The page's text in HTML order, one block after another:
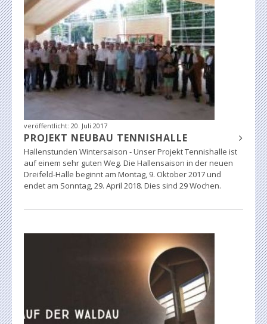
veröffentlicht: 20. Juli 2017
PROJEKT NEUBAU TENNISHALLE
Hallenstunden Wintersaison - Unser Projekt Tennishalle ist
auf einem sehr guten Weg. Die Hallensaison in der neuen
Dreifeld-Halle beginnt am Montag, 9. Oktober 2017 und
endet am Sonntag, 29. April 2018. Dies sind 29 Wochen.